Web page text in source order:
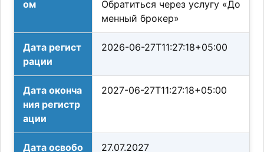
ом
Обратиться через услугу «До
менный брокер»
Дата регист
рации
2026-06-27T11:27:18+05:00
Дата оконча
ния регистр
ации
2027-06-27T11:27:18+05:00
Дата освобо
27.07.2027